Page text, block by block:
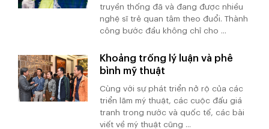
truyền thống đã và đang được nhiều
nghệ sĩ trẻ quan tâm theo đuổi. Thành
công bước đầu không chỉ cho ...
Khoảng trống lý luận và phê
bình mỹ thuật
Cùng với sự phát triển nở rộ của các
triển lãm mỹ thuật, các cuộc đấu giá
tranh trong nước và quốc tế, các bài
viết về mỹ thuật cũng ...